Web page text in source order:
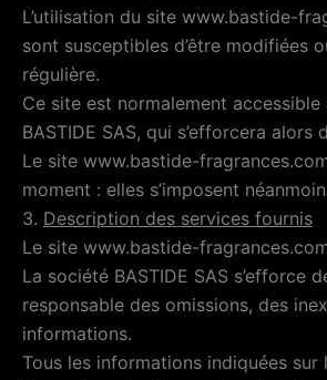
L’utilisation du site www.bastide-
sont susceptibles d’être modifiées
régulière.
Ce site est normalement
BASTIDE SAS, qui s’efforcera
Le site www.bastide-
moment : elles s’imposent
3. Description des services fournis
Le site www.bastide-
La société BASTIDE SAS
responsable des omissions, des
informations.
Tous les informations indiquées